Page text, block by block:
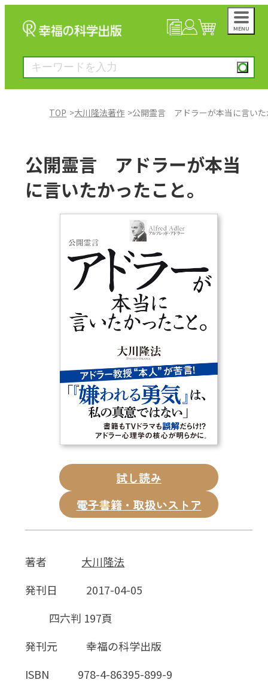
MENU
一般書
絵本
雑誌
CD
DVD・ブルーレイ
雑貨
外国語
TOP 大川隆法著作 公開霊言 アドラーが本当に言いた
公開霊言 アドラーが本当
に言いたかったこと。
試し読み
電子書籍・取扱いストア
著者
大川隆法
発刊日
2017-04-05
四六判 197頁
発刊元
幸福の科学出版
ISBN
978-4-86395-899-9